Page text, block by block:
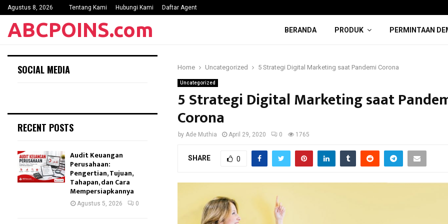
Agustus 8, 2026 Tentang Kami Hubungi Kami Daftar Agent
ABCPOINS.com BERANDA PRODUK PERMINTAAN
Home Uncategorized 5 Strategi Digital Marketing saat Pandemi Corona
Uncategorized
5 Strategi Digital Marketing saat
Corona
by Ade Muthia April 29, 2020 0 1765
SHARE 0
SOCIAL MEDIA
RECENT POSTS
Audit Keuangan
Perusahaan:
Pengertian, Tujuan,
Tahapan, dan Cara
Mempersiapkannya
Agustus 5, 2026 0